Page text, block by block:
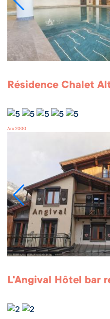
Résidence Chalet
Arc 2000
L'Angival Hôtel bar